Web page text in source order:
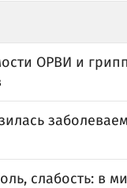
ОРВИ и
слабость: в